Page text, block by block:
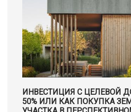
ИНВЕСТИЦИЯ С ЦЕЛЕВОЙ
50% ИЛИ КАК ПОКУПКА